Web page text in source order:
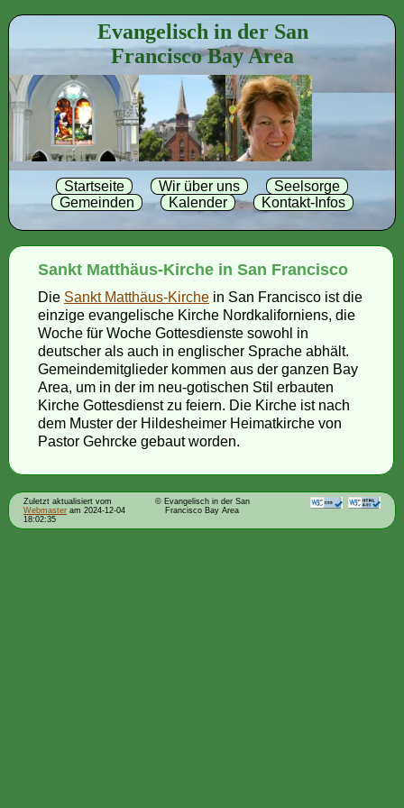
Evangelisch in der San
Francisco Bay Area
Startseite Wir über uns
Seelsorge
Gemeinden
Kalender Kontakt-Infos
Sankt Matthäus-Kirche in San Francisco
Die Sankt Matthäus-Kirchein San Francisco ist die
einzige evangelische Kirche Nordkaliforniens, die
Woche für Woche Gottesdienste sowohl in
deutscher als auch in englischer Sprache abhält.
Gemeindemitglieder kommen aus der ganzen Bay
Area, um in der im neu-gotischen Stil erbauten
Kirche Gottesdienst zu feiern. Die Kirche ist nach
dem Muster der Hildesheimer Heimatkirche von
Pastor Gehrcke gebaut worden.
© Evangelisch in der San
Francisco Bay Area
Zuletzt aktualisiert vom
Webmasteram 2024-12-04
18:02:35